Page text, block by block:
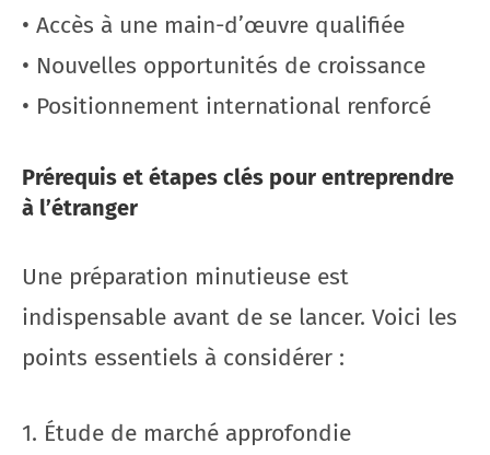
• Accès à une main-d’œuvre qualifiée
• Nouvelles opportunités de croissance
• Positionnement international renforcé
Prérequis et étapes clés pour entreprendre
à l’étranger
Une préparation minutieuse est
indispensable avant de se lancer. Voici les
points essentiels à considérer :
1. Étude de marché approfondie